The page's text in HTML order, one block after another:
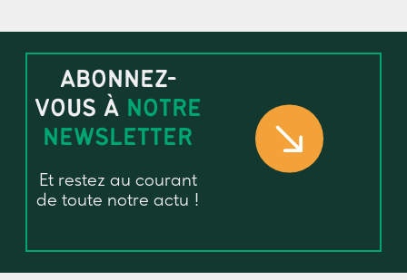
ABONNEZ-
VOUS À NOTRE
NEWSLETTER
Et restez au courant
de toute notre actu !